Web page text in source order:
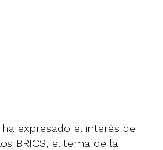
expresado el interés de
BRICS, el tema de la